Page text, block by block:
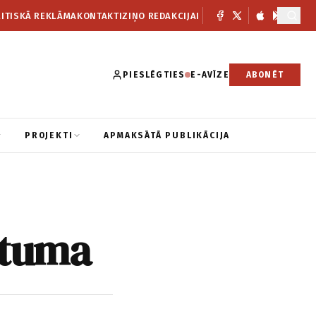
REKLĀMAKONTAKTIZIŅO REDAKCIJAI
PIESLĒGTIES E-AVĪZE ABONĒT
PROJEKTI APMAKSĀTĀ PUBLIKĀCIJA